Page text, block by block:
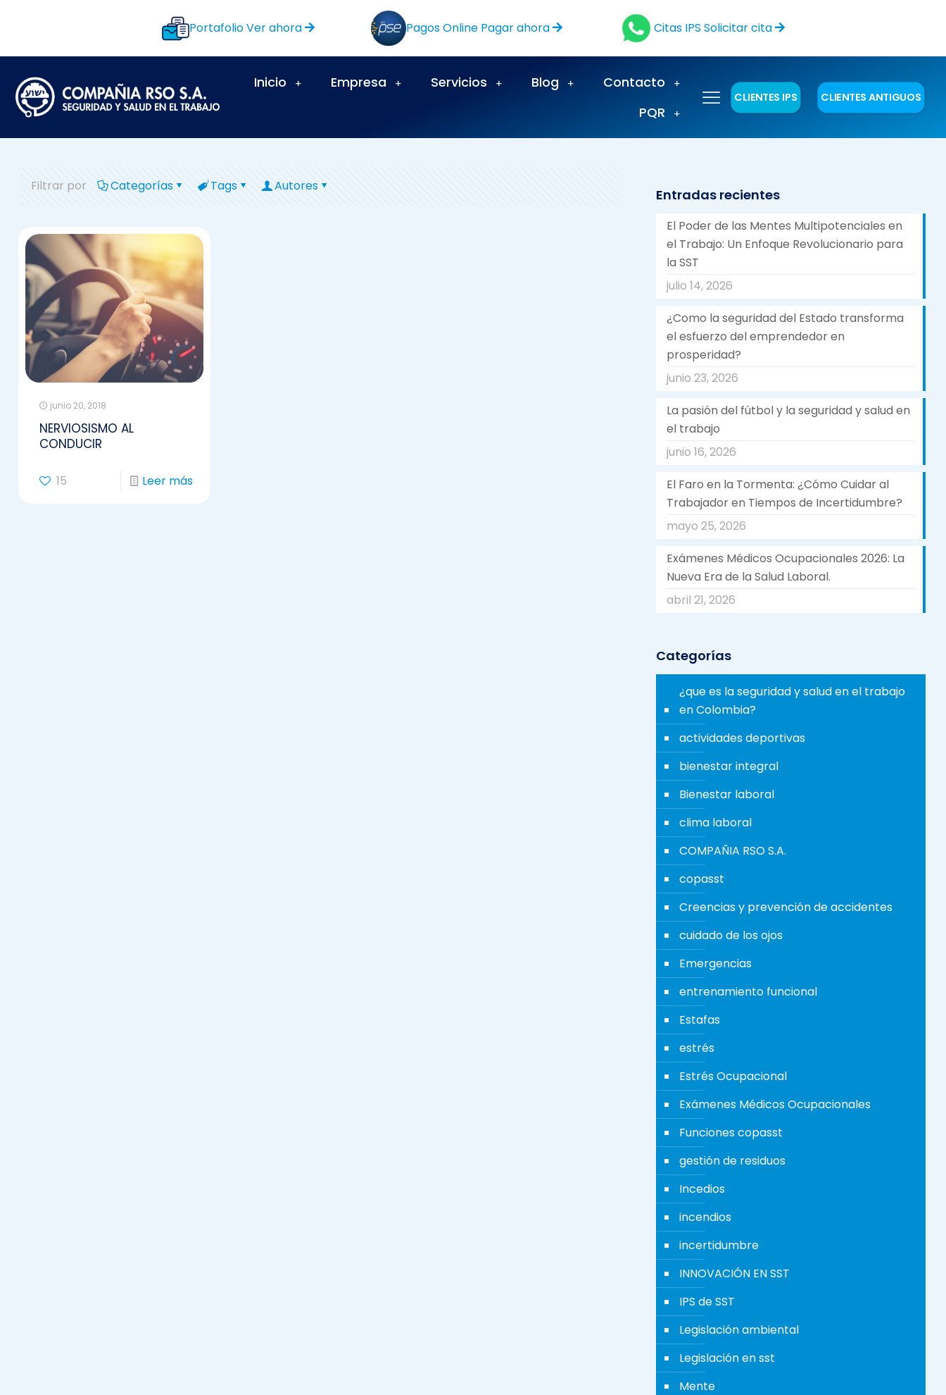
PortafolioVer ahora Pagos Online Pagar ahora Citas IPS Solicitar cita
Inicio Empresa Servicios Blog
Contacto
PQR
CLIENTES IPS CLIENTES ANTIGUOS
Filtrar por Categorías Tags Autores
junio 20, 2018
NERVIOSISMO AL
CONDUCIR
15 Leer más
Entradas recientes
El Poder de las Mentes Multipotenciales en
el Trabajo: Un Enfoque Revolucionario para
la SST
julio 14, 2026
¿Como la seguridad del Estado transforma
el esfuerzo del emprendedor en
prosperidad?
junio 23, 2026
La pasión del fútbol y la seguridad y salud en
el trabajo
junio 16, 2026
El Faro en la Tormenta: ¿Cómo Cuidar al
Trabajador en Tiempos de Incertidumbre?
mayo 25, 2026
Exámenes Médicos Ocupacionales 2026: La
Nueva Era de la Salud Laboral.
abril 21, 2026
Categorías
¿que es la seguridad y salud en el trabajo
en Colombia?
actividades deportivas
bienestar integral
Bienestar laboral
clima laboral
COMPAÑIA RSO S.A.
copasst
Creencias y prevención de accidentes
cuidado de los ojos
Emergencias
entrenamiento funcional
Estafas
estrés
Estrés Ocupacional
Exámenes Médicos Ocupacionales
Funciones copasst
gestión de residuos
Incedios
incendios
incertidumbre
INNOVACIÓN EN SST
IPS de SST
Legislación ambiental
Legislación en sst
Mente